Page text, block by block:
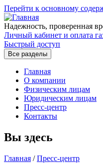
Перейти к основному
Надежность, проверенная
Личный кабинет и оплата
Быстрый доступ
Все разделы
Главная
О компании
Физическим лицам
Юридическим лицам
Пресс-центр
Контакты
Вы здесь
Главная / Пресс-центр